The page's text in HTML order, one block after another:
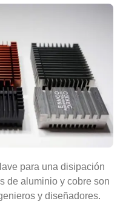
para una disipación
de aluminio y cobre son
y diseñadores.